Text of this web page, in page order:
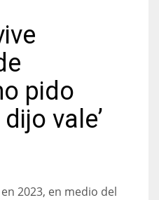
pido
vale’
2023, en medio del